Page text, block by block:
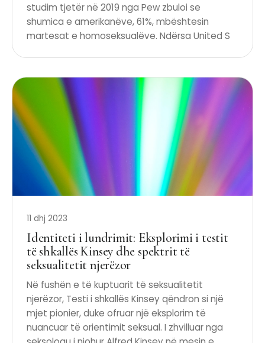
studim tjetër në 2019 nga Pew zbuloi se
shumica e amerikanëve, 61%, mbështesin
martesat e homoseksualëve. Ndërsa United S
11 dhj 2023
Identiteti i lundrimit: Eksplorimi i testit
të shkallës Kinsey dhe spektrit të
seksualitetit njerëzor
Në fushën e të kuptuarit të seksualitetit
njerëzor, Testi i shkallës Kinsey qëndron si një
mjet pionier, duke ofruar një eksplorim të
nuancuar të orientimit seksual. I zhvilluar nga